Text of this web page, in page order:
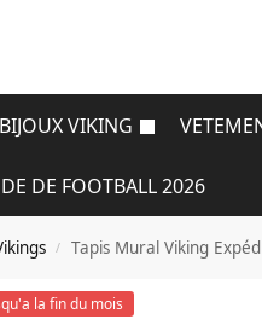
BIJOUX VIKING
DE FOOTBALL 2026
/ Tapis Mural Viking
la fin du mois